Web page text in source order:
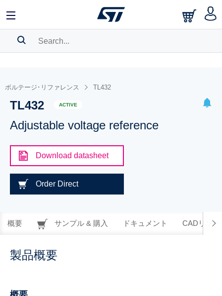
BOOKMARK
Pleaselog in to show your saved searches.
ボルテージ･リファレンス TL432
TL432 ACTIVE
Adjustable voltage reference
Download datasheet
Order Direct
概要 サンプル & 購入 ドキュメント CADリソー
製品概要